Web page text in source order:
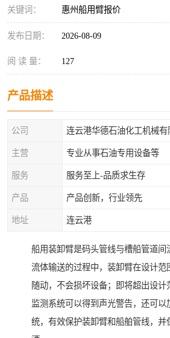
关键词： 惠州船用臂报价
发布日期： 2026-08-09
阅 读 量： 127
产品描述
公司 连云港华德石油化工机械有
主营 专业从事石油专用设备等
服务 服务至上-品质求生存
产品 产品创新，行业领先
地址 连云港
船用装卸臂是码头管线与槽船管道间
流体输送的过程中，装卸臂在设计范
随动，不会损坏设备；即将超出设计
监测系统可以得到声光警告，还可以
统，有效保护装卸臂和船舶管线，并